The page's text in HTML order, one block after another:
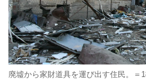
廃墟から家財道具を運び出す住民。